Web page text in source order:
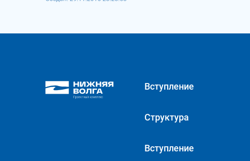
Вступление
Структура
Вступление